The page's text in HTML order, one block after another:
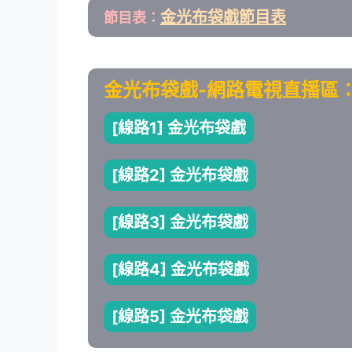
節目表： 金光布袋戲節目表
金光布袋戲-網路電視直播區
[線路1] 金光布袋戲
[線路2] 金光布袋戲
[線路3] 金光布袋戲
[線路4] 金光布袋戲
[線路5] 金光布袋戲